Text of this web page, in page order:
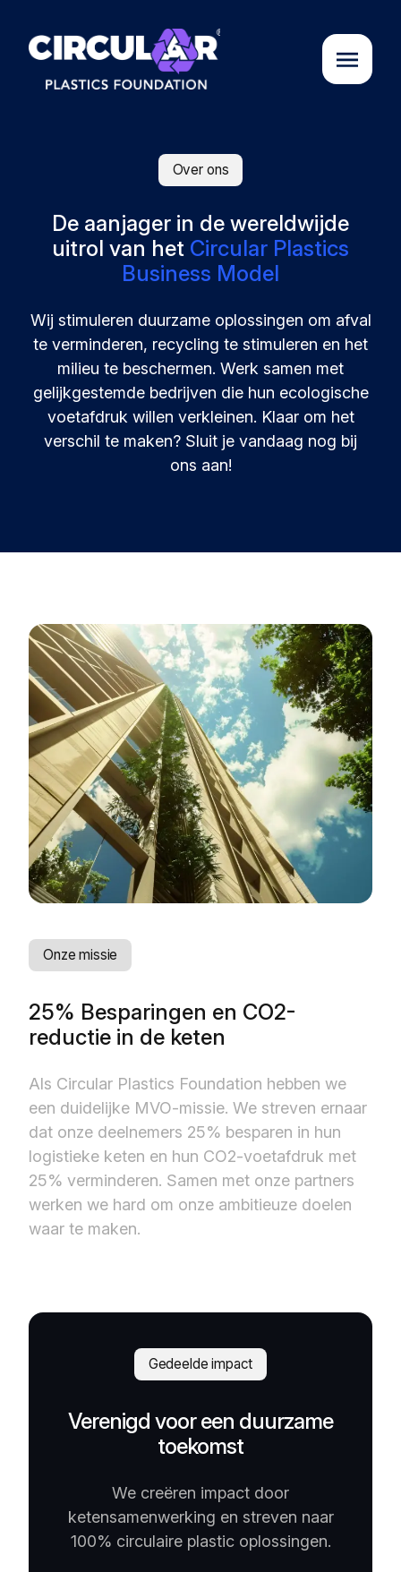
Initiatieven
Circular Plastics Academy
Leren en innoveren in circulariteit.
Circular Plastics Products
Circulaire oplossingen voor kunststofproducten.
Bronnen en inzichten
Agenda
Over ons
De aanjager in de wereldwijde
uitrol van het Circular Plastics
Business Model
Wij stimuleren duurzame oplossingen om afval
te verminderen, recycling te stimuleren en het
milieu te beschermen. Werk samen met
gelijkgestemde bedrijven die hun ecologische
voetafdruk willen verkleinen. Klaar om het
verschil te maken? Sluit je vandaag nog bij
ons aan!
Onze missie
25% Besparingen en CO2-
reductie in de keten
Als Circular Plastics Foundation hebben we
een duidelijke MVO-missie. We streven ernaar
dat onze deelnemers 25% besparen in hun
logistieke keten en hun CO2-voetafdruk met
25% verminderen. Samen met onze partners
werken we hard om onze ambitieuze doelen
waar te maken.
Gedeelde impact
Verenigd voor een duurzame
toekomst
We creëren impact door
ketensamenwerking en streven naar
100% circulaire plastic oplossingen.